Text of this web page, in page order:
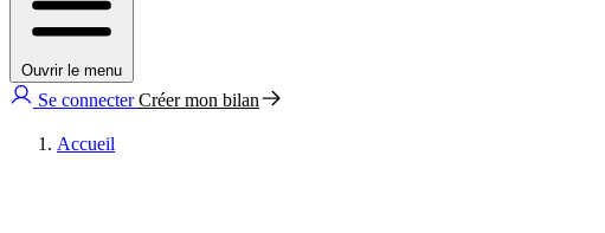
Ouvrir le menu
Se connecterCréer mon bilan
Accueil